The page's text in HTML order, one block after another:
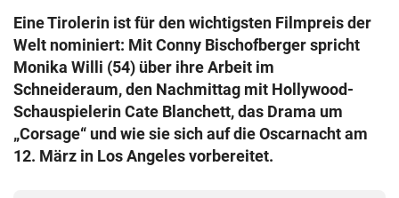
search
eingeben
© Krone Multimedia GmbH & Co KG 2026
Muthgasse 2, 1190 Wien
Eine Tirolerin ist für den wichtigsten Filmpreis der
Welt nominiert: Mit Conny Bischofberger spricht
Monika Willi (54) über ihre Arbeit im
Schneideraum, den Nachmittag mit Hollywood-
Schauspielerin Cate Blanchett, das Drama um
„Corsage“ und wie sie sich auf die Oscarnacht am
12. März in Los Angeles vorbereitet.